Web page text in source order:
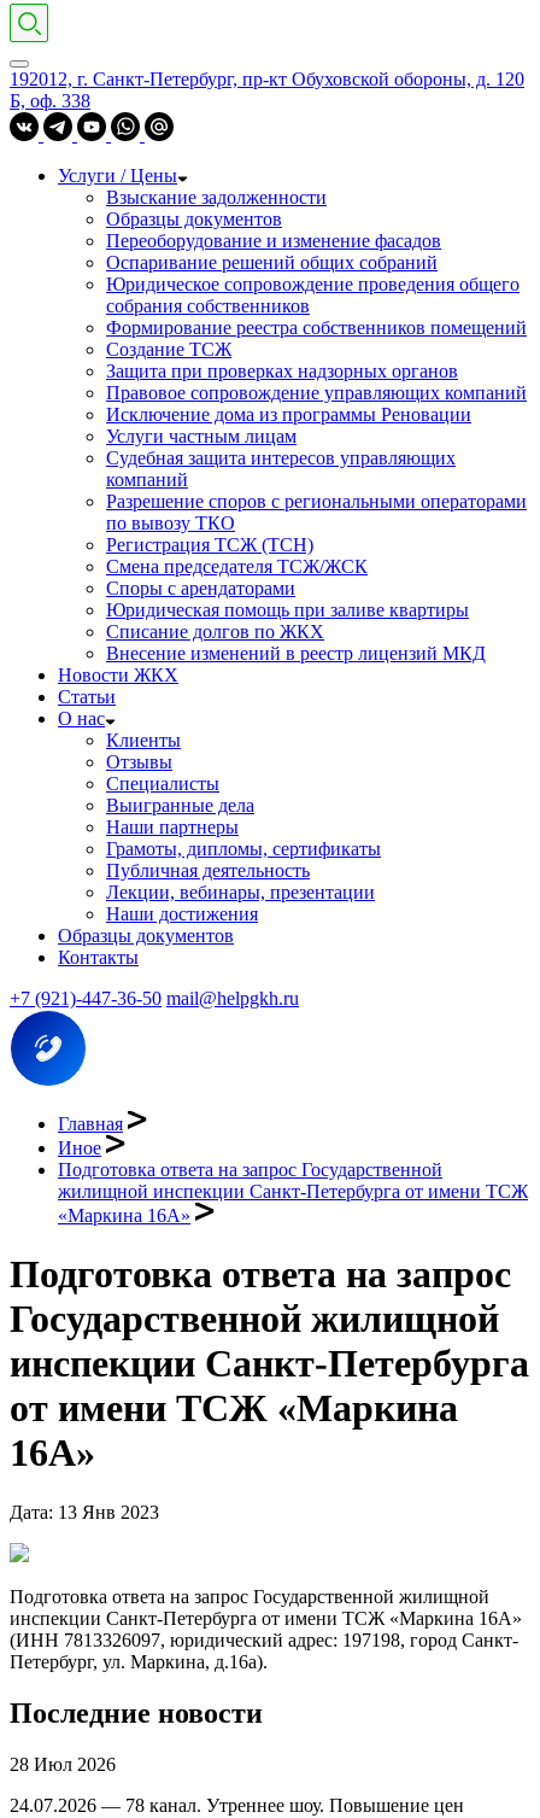
192012, г. Санкт-Петербург, пр-кт Обуховской обороны, д. 120
Б, оф. 338
Услуги / Цены
Взыскание задолженности
Образцы документов
Переоборудование и изменение фасадов
Оспаривание решений общих собраний
Юридическое сопровождение проведения общего
собрания собственников
Формирование реестра собственников помещений
Создание ТСЖ
Защита при проверках надзорных органов
Правовое сопровождение управляющих компаний
Исключение дома из программы Реновации
Услуги частным лицам
Судебная защита интересов управляющих
компаний
Разрешение споров с региональными операторами
по вывозу ТКО
Регистрация ТСЖ (ТСН)
Смена председателя ТСЖ/ЖСК
Споры с арендаторами
Юридическая помощь при заливе квартиры
Списание долгов по ЖКХ
Внесение изменений в реестр лицензий МКД
Новости ЖКХ
Статьи
О нас
Клиенты
Отзывы
Специалисты
Выигранные дела
Наши партнеры
Грамоты, дипломы, сертификаты
Публичная деятельность
Лекции, вебинары, презентации
Наши достижения
Образцы документов
Контакты
+7 (921)-447-36-50 mail@helpgkh.ru
Главная
Иное
Подготовка ответа на запрос Государственной
жилищной инспекции Санкт-Петербурга от имени ТСЖ
«Маркина 16А»
Подготовка ответа на запрос
Государственной жилищной
инспекции Санкт-Петербурга
от имени ТСЖ «Маркина
16А»
Дата: 13 Янв 2023
Подготовка ответа на запрос Государственной жилищной
инспекции Санкт-Петербурга от имени ТСЖ «Маркина 16А»
(ИНН 7813326097, юридический адрес: 197198, город Санкт-
Петербург, ул. Маркина, д.16а).
Последние новости
28 Июл 2026
24.07.2026 — 78 канал. Утреннее шоу. Повышение цен